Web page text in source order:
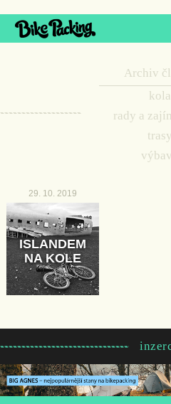
Archiv
kola
rady a
trasy
29. 10. 2019
ISLANDEM
NA KOLE